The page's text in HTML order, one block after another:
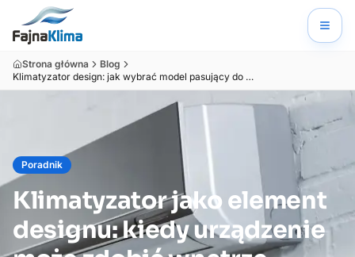
Strona główna
Blog
Klimatyzator design: jak wybrać model pasujący do wnętrza
Poradnik
Klimatyzator jako element
designu: kiedy urządzenie